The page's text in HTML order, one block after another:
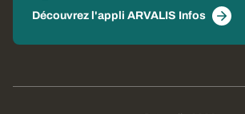
Découvrez l'appli ARVALIS Infos